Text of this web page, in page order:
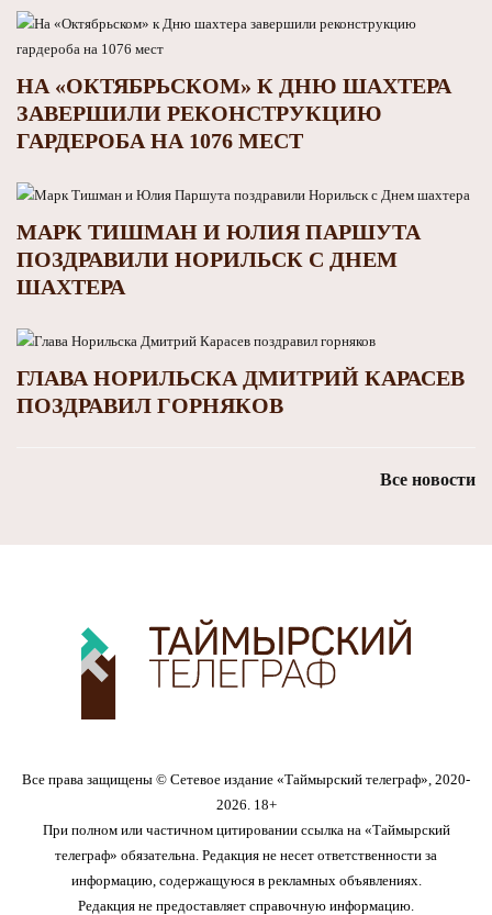
НА «ОКТЯБРЬСКОМ» К ДНЮ ШАХТЕРА
ЗАВЕРШИЛИ РЕКОНСТРУКЦИЮ
ГАРДЕРОБА НА 1076 МЕСТ
МАРК ТИШМАН И ЮЛИЯ ПАРШУТА
ПОЗДРАВИЛИ НОРИЛЬСК С ДНЕМ
ШАХТЕРА
ГЛАВА НОРИЛЬСКА ДМИТРИЙ КАРАСЕВ
ПОЗДРАВИЛ ГОРНЯКОВ
Все новости
Все права защищены © Сетевое издание «Таймырский телеграф», 2020-
2026. 18+
При полном или частичном цитировании ссылка на «Таймырский
телеграф» обязательна. Редакция не несет ответственности за
информацию, содержащуюся в рекламных объявлениях.
Редакция не предоставляет справочную информацию.